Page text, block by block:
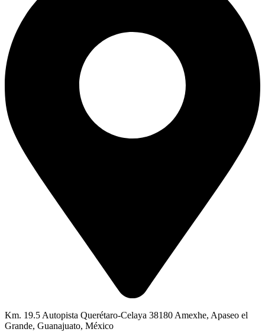
Km. 19.5 Autopista Querétaro-Celaya 38180 Amexhe, Apaseo el
Grande, Guanajuato, México